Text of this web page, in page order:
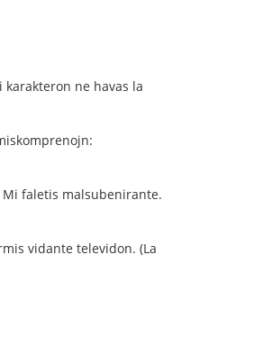
karakteron ne havas la
Mi faletis malsubenirante.
vidante televidon. (La